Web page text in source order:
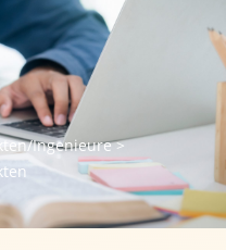
Ingenieure>